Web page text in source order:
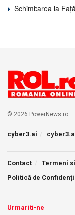
Schimbarea la
© 2026 PowerNews.ro
cyber3.ai
Contact Termeni
Politică de
Urmariti-ne